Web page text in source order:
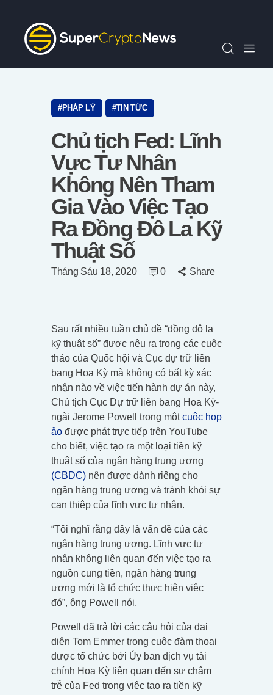
Chỉ Số SCN30
Tin Tức
Quan Điểm
Video
Tiếng Việt
PHÁP LÝ TIN TỨC
Chủ tịch Fed: Lĩnh
Vực Tư Nhân
Không Nên Tham
Gia Vào Việc Tạo
Ra Đồng Đô La Kỹ
Thuật Số
Tháng Sáu 18, 2020 0 Share
Sau rất nhiều tuần chủ đề “đồng đô la
kỹ thuật số” được nêu ra trong các cuộc
thảo của Quốc hội và Cục dự trữ liên
bang Hoa Kỳ mà không có bất kỳ xác
nhận nào về việc tiến hành dự án này,
Chủ tịch Cục Dự trữ liên bang Hoa Kỳ-
ngài Jerome Powell trong mộtcuộc họp
ảo được phát trực tiếp trên YouTube
cho biết, việc tạo ra một loại tiền kỹ
thuật số của ngân hàng trung ương
(CBDC) nên được dành riêng cho
ngân hàng trung ương và tránh khỏi sự
can thiệp của lĩnh vực tư nhân.
“Tôi nghĩ rằng đây là vấn đề của các
ngân hàng trung ương. Lĩnh vực tư
nhân không liên quan đến việc tạo ra
nguồn cung tiền, ngân hàng trung
ương mới là tổ chức thực hiện việc
đó”, ông Powell nói.
Powell đã trả lời các câu hỏi của đại
diện Tom Emmer trong cuộc đàm thoại
được tổ chức bởi Ủy ban dịch vụ tài
chính Hoa Kỳ liên quan đến sự chậm
trễ của Fed trong việc tạo ra tiền kỹ